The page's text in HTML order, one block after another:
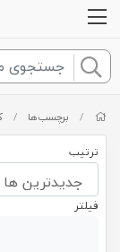
/ برچسب‌ها /
ترتیب
فیلتر